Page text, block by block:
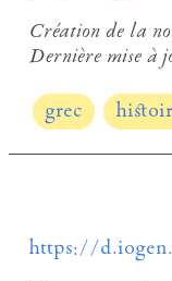
Création de la
Dernière mise à
grec
https://